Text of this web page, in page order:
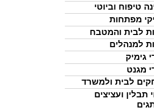
טיפוח וביוטי
מפתחות
לבית והמטבח
למנהלים
גימיק
מגנט
לבית ולמשרד
תבלין ועציצים